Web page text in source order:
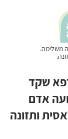
משלימה.
שקד
אדם
ותזונה